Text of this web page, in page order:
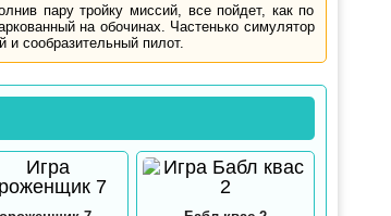
пару тройку миссий, все пойдет, как по
на обочинах. Частенько симулятор
и сообразительный пилот.